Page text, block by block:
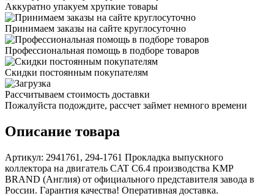
Аккуратно упакуем хрупкие товары
Принимаем заказы на сайте круглосуточно
Профессиональная помощь в подборе товаров
Скидки постоянным покупателям
Рассчитываем стоимость доставки
Пожалуйста подождите, рассчет займет немного времени
Описание товара
Артикул: 2941761, 294-1761 Прокладка выпускного
коллектора на двигатель CAT С6.4 производства KMP
BRAND (Англия) от официального представителя завода в
России. Гарантия качества! Оперативная доставка.